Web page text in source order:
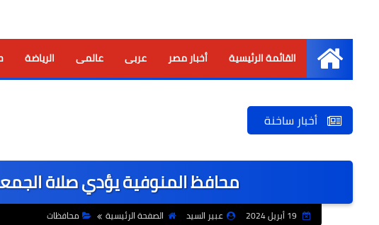
الرئيسية
القائمة الرئيسية أخبار مصر عربى عالمى الرياضة
أخبار ساخنة
محافظ المنوفية يؤدي صلاة
عبير السيد الصفحة الرئيسية محافظات